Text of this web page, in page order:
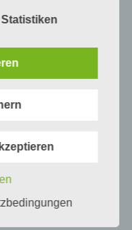
eine identifizierte
beziehen.
oder indirekt,
Statistiken